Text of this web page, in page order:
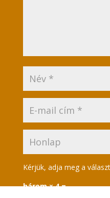
Kérjük, adja meg a
három × 4 =